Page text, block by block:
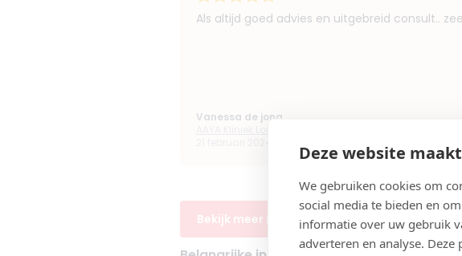
Deze website
We gebruiken cookies om
social media te bieden en
informatie over uw gebruik
adverteren en analyse.
Als altijd goed advies en uitgebreid consult..
Vanessa de jong
Bekijk meer Botox ervaringen in Borculo